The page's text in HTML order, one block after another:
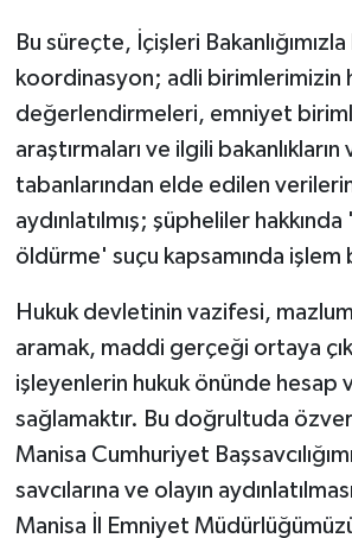
Bu süreçte, İçişleri
koordinasyon; adli birimlerimizin
değerlendirmeleri, emniyet
araştırmaları ve ilgili bakanlıkların
tabanlarından elde edilen
aydınlatılmış; şüpheliler
öldürme' suçu kapsamında işlem
Hukuk devletinin vazifesi,
aramak, maddi gerçeği ortaya
işleyenlerin hukuk önünde hesap
sağlamaktır. Bu doğrultuda
Manisa Cumhuriyet
savcılarına ve olayın
Manisa İl Emniyet